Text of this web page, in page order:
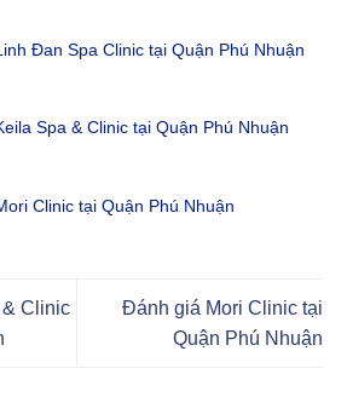
Đan Spa Clinic tại Quận Phú Nhuận
Spa & Clinic tại Quận Phú Nhuận
Clinic tại Quận Phú Nhuận
Clinic
Đánh giá Mori Clinic tại
Quận Phú Nhuận